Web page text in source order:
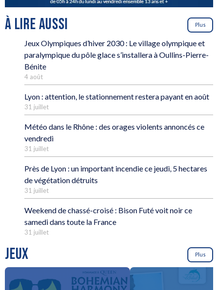
À LIRE AUSSI Plus
Jeux Olympiques d’hiver 2030 : Le village olympique et
paralympique du pôle glace s’installera à Oullins-Pierre-
Bénite
4 août
Lyon : attention, le stationnement restera payant en août
31 juillet
Météo dans le Rhône : des orages violents annoncés ce
vendredi
31 juillet
Près de Lyon : un important incendie ce jeudi, 5 hectares
de végétation détruits
31 juillet
Weekend de chassé-croisé : Bison Futé voit noir ce
samedi dans toute la France
31 juillet
JEUX Plus